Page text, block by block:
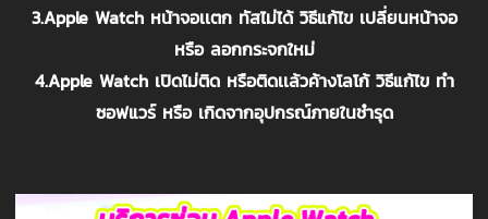
3.Apple Watch หน้าจอเเตก ทัสไม่ได้ วิธีแก้ไข เปลี่ยนหน้าจอ
หรือ ลอกกระจกใหม่
4.Apple Watch เปิดไม่ติด หรือติดเเล้วค้างโลโก้ วิธีแก้ไข ทำ
ซอฟแวร์ หรือ เกิดจากอุปกรณ์ภายในชำรุด